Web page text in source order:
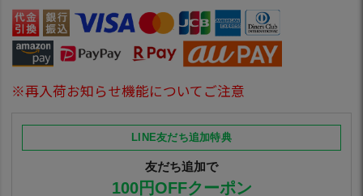
※再入荷お知らせ機能についてご注意
LINE友だち追加特典
友だち追加で
100円OFFクーポン